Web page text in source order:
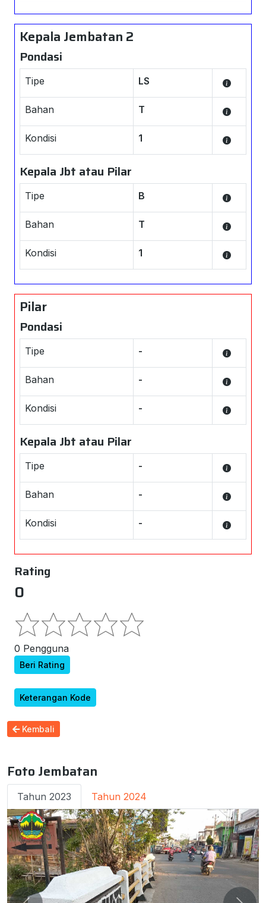
Kepala Jembatan 2
Pondasi
Tipe LS
Bahan T
Kondisi 1
Kepala Jbt atau Pilar
Tipe B
Bahan T
Kondisi 1
Pilar
Pondasi
Tipe -
Bahan -
Kondisi -
Kepala Jbt atau Pilar
Tipe -
Bahan -
Kondisi -
Rating
0
0 Pengguna
Beri Rating
Keterangan Kode
Kembali
Foto Jembatan
Tahun 2023 Tahun 2024